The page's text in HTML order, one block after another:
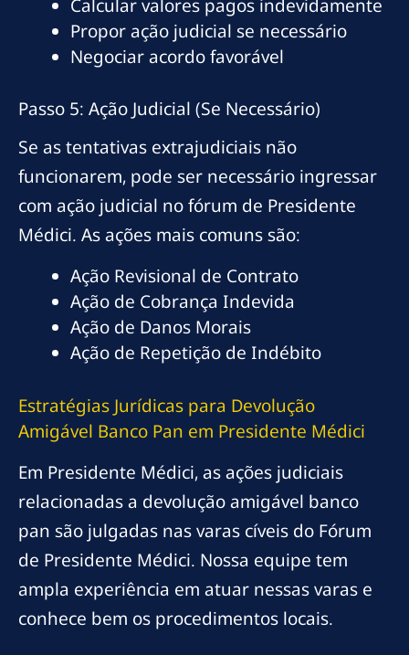
Calcular valores pagos indevidamente
Propor ação judicial se necessário
Negociar acordo favorável
Passo 5: Ação Judicial (Se Necessário)
Se as tentativas extrajudiciais não
funcionarem, pode ser necessário ingressar
com ação judicial no fórum de Presidente
Médici. As ações mais comuns são:
Ação Revisional de Contrato
Ação de Cobrança Indevida
Ação de Danos Morais
Ação de Repetição de Indébito
Estratégias Jurídicas para Devolução
Amigável Banco Pan em Presidente Médici
Em Presidente Médici, as ações judiciais
relacionadas a devolução amigável banco
pan são julgadas nas varas cíveis do Fórum
de Presidente Médici. Nossa equipe tem
ampla experiência em atuar nessas varas e
conhece bem os procedimentos locais.